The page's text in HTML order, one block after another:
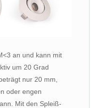
an und kann mit
um 20 Grad
nur 20 mm,
oder engen
Mit den Spleiß-